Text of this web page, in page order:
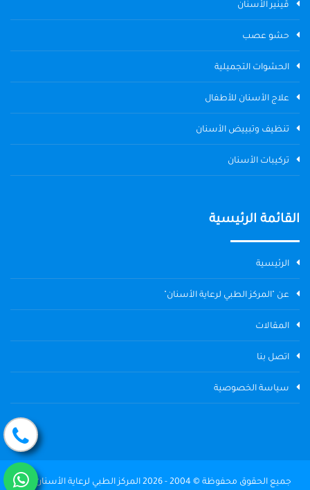
ڤينير الأسنان
حشو عصب
الحشوات التجميلية
علاج الأسنان للأطفال
تنظيف وتبييض الأسنان
تركيبات الأسنان
القائمة الرئيسية
الرئيسية
عن "المركز الطبي لرعاية الأسنان"
المقالات
اتصل بنا
سياسة الخصوصية
جميع الحقوق محفوظة © 2004 - 2026 المركز الطبي لرعاية الأسنان The